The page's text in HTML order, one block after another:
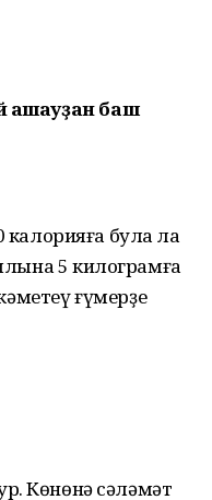
ашауҙан баш
булһа ла
5 килограмға
ғүмерҙе
Көнөнә сәләмәт